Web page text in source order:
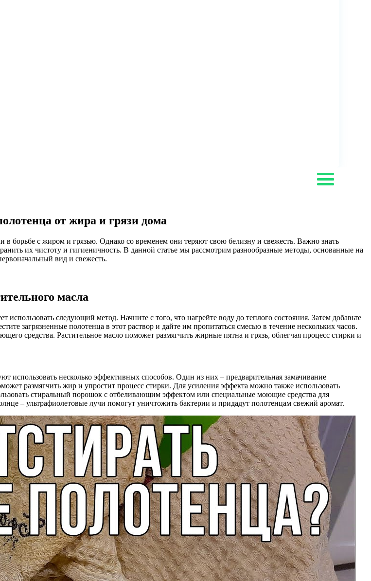
от жира и грязи дома
борьбе с жиром и грязью. Однако со временем они теряют свою белизну и свежесть. Важно знать
их чистоту и гигиеничность. В данной статье мы рассмотрим разнообразные методы, основанные на
вид и свежесть.
масла
следующий метод. Начните с того, что нагрейте воду до теплого состояния. Затем добавьте
загрязненные полотенца в этот раствор и дайте им пропитаться смесью в течение нескольких часов.
средства. Растительное масло поможет размягчить жирные пятна и грязь, облегчая процесс стирки и
использовать несколько эффективных способов. Один из них – предварительная замачивание
размягчить жир и упростит процесс стирки. Для усиления эффекта можно также использовать
стиральный порошок с отбеливающим эффектом или специальные моющие средства для
– ультрафиолетовые лучи помогут уничтожить бактерии и придадут полотенцам свежий аромат.